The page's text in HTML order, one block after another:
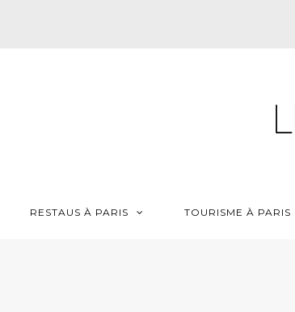
RESTAUS À PARIS TOURISME À PARIS